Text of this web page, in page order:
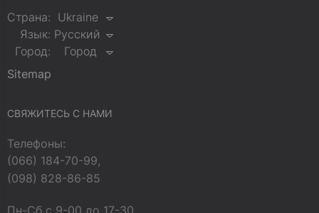
Страна: Ukraine
Язык: Русский
Город:
Город
Sitemap
СВЯЖИТЕСЬ С НАМИ
Телефоны:
(066) 184-70-99,
(098) 828-86-85
Пн-Сб с 9-00 до 17-30